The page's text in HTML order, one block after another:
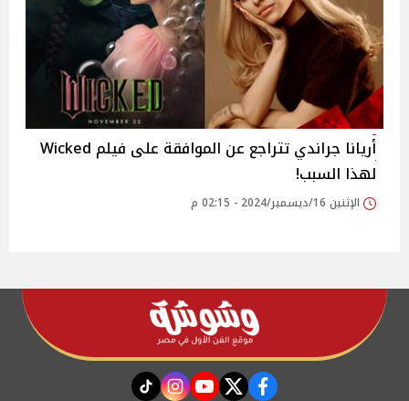
أريانا جراندي تتراجع عن الموافقة على فيلم Wicked
لهذا السبب!
الإثنين 16/ديسمبر/2024 - 02:15 م
facebook
twitter
youtube
instagram
tiktok